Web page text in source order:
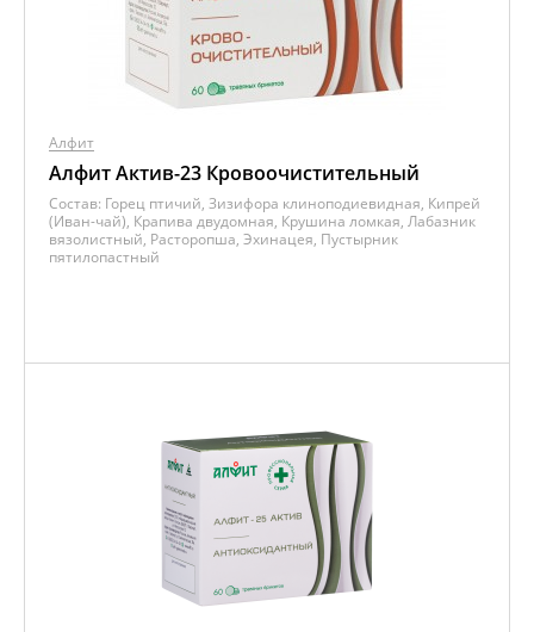
Алфит
Алфит Актив-23 Кровоочистительный
Состав: Горец птичий, Зизифора клиноподиевидная, Кипрей
(Иван-чай), Крапива двудомная, Крушина ломкая, Лабазник
вязолистный, Расторопша, Эхинацея, Пустырник
пятилопастный